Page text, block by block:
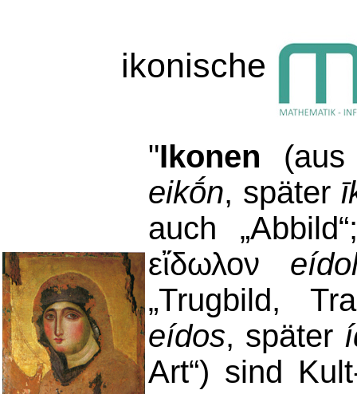
ikonische
"Ikonen
eikṓn, später
auch
εἴδωλον
„Trugbild,
eídos, später
Art“) sind